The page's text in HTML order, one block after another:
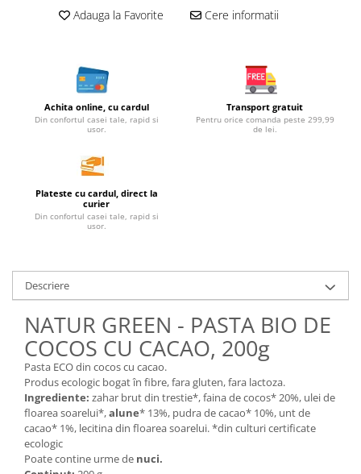
Leguminoase si seminte
Produse din soia
Sare si inlocuitori
Produse care inlocuiesc carnea
Unt, alternativa unt
Terci bio
Dulciuri
Creme
Bomboane, Caramele si Jeleuri
Biscuiti si napolitane
Inghetata
Zahar si indulcitori
Batoane
Dulciuri bio
Guma de mestecat bio
Snacksuri
Adauga la Favorite Cere informatii
Achita online, cu cardul
Din confortul casei tale, rapid si
usor.
Transport gratuit
Pentru orice comanda peste 299,99
de lei.
Plateste cu cardul, direct la
curier
Din confortul casei tale, rapid si
usor.
Descriere
NATUR GREEN - PASTA BIO DE
COCOS CU CACAO, 200g
Pasta ECO din cocos cu cacao.
Produs ecologic bogat în fibre, fara gluten, fara lactoza.
Ingrediente: zahar brut din trestie*, faina de cocos* 20%, ulei de
floarea soarelui*,alune* 13%, pudra de cacao* 10%, unt de
cacao* 1%, lecitina din floarea soarelui. *din culturi certificate
ecologic
Poate contine urme de nuci.